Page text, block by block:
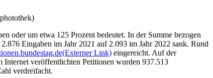
oder um etwa 125 Prozent bedeutet. In der Summe bezogen
Eingaben im Jahr 2021 auf 2.093 im Jahr 2022 sank. Rund
(Externer Link) eingereicht. Auf der
Internet veröffentlichten Petitionen wurden 937.513
verdreifacht.